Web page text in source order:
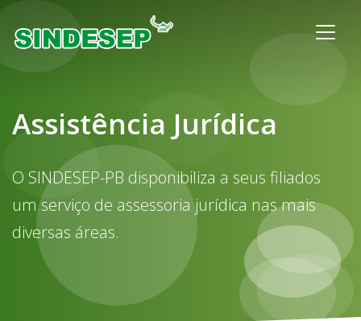
Assistência Jurídica
O SINDESEP-PB disponibiliza a seus filiados
um serviço de assessoria jurídica nas mais
diversas áreas.